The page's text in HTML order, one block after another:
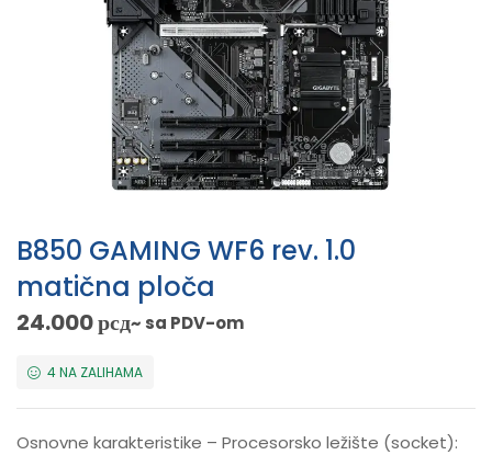
B850 GAMING WF6 rev. 1.0
matična ploča
24.000рсд~ sa PDV-om
4 NA ZALIHAMA
Osnovne karakteristike – Procesorsko ležište (socket):